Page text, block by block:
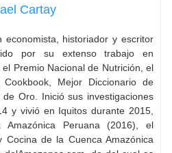
Cartay
economista, historiador y escritor
por su extenso trabajo en
Premio Nacional de Nutrición, el
Mejor Diccionario de
Oro. Inició sus investigaciones
y vivió en Iquitos durante 2015,
Peruana (2016), el
Cocina de la Cuenca Amazónica